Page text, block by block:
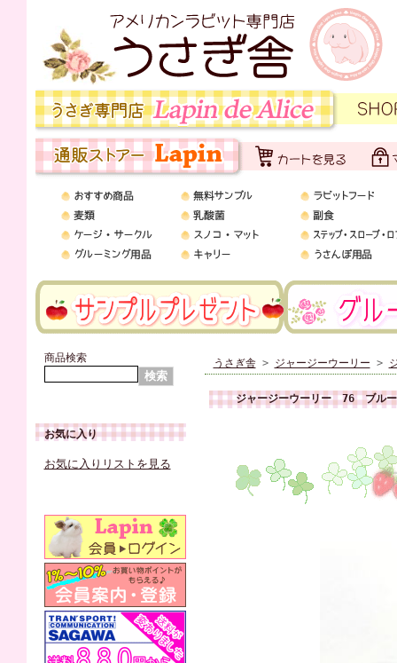
商品検索
お気に入り
お気に入りリストを見る
うさぎ舎> ジャージーウーリー >
ジャージーウーリー 76 ブル